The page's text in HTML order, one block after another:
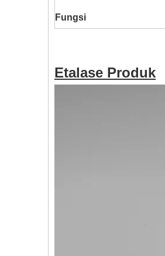
Fungsi
Etalase Produk